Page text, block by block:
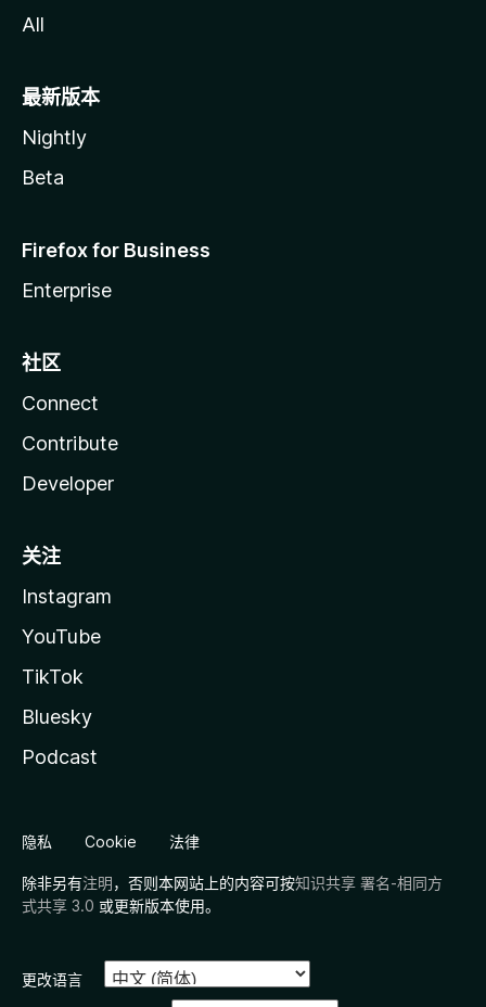
All
最新版本
Nightly
Beta
Firefox for Business
Enterprise
社区
Connect
Contribute
Developer
关注
Instagram
YouTube
TikTok
Bluesky
Podcast
隐私 Cookie 法律
除非另有注明，否则本网站上的内容可按知识共享 署名-相同方
式共享 3.0 或更新版本使用。
更改语言